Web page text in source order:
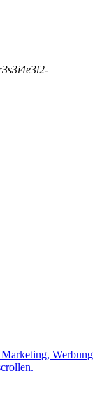
3s3i4e3l2-
Werbung